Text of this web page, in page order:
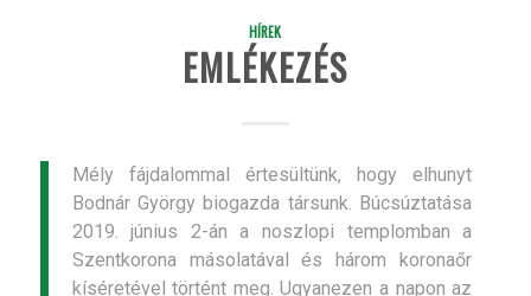
HÍREK
EMLÉKEZÉS
Mély fájdalommal értesültünk, hogy elhunyt
Bodnár György biogazda társunk. Búcsúztatása
2019. június 2-án a noszlopi templomban a
Szent­korona másolatával és három koronaőr
kíséretével történt meg. Ugyanezen a napon az